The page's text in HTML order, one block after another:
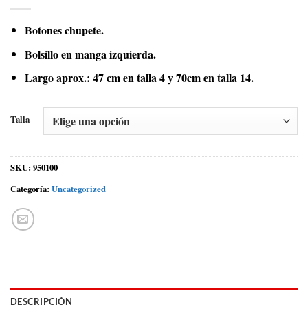
Botones chupete.
Bolsillo en manga izquierda.
Largo aprox.: 47 cm en talla 4 y 70cm en talla 14.
Talla
SKU: 950100
Categoría: Uncategorized
DESCRIPCIÓN